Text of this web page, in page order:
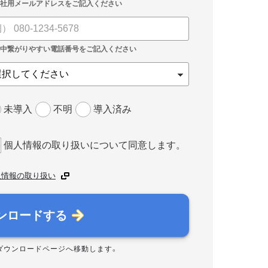
未導入 不明 導入済み
個人情報の取り扱いについて同意します。
報の取り扱い
ロードする
ウンロードページへ移動します。